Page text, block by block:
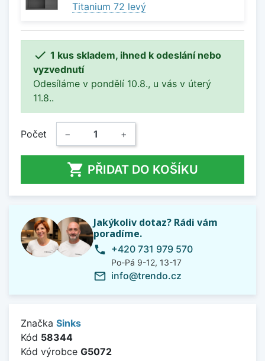
Titanium 72 levý
 1 kus skladem, ihned k odeslání nebo
vyzvednutí
Odesíláme v pondělí 10.8., u vás v úterý
11.8..
Počet − +
 PŘIDAT DO KOŠÍKU
Jakýkoliv dotaz? Rádi vám
poradíme.
phone +420 731 979 570
Po-Pá 9-12, 13-17
mail_outline info@trendo.cz
Značka Sinks
Kód 58344
Kód výrobce G5072